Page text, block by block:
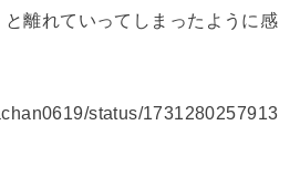
離れていってしまったように感
status/1731280257913